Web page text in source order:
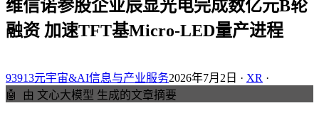
维信诺参股企业辰显光电完成数亿元B轮
融资 加速TFT基Micro-LED量产进程
93913元宇宙&AI信息与产业服务2026年7月2日 · XR ·
🤖
由 文心大模型 生成的文章摘要